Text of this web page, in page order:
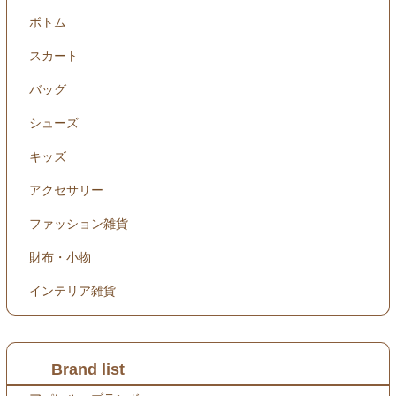
ボトム
スカート
バッグ
シューズ
キッズ
アクセサリー
ファッション雑貨
財布・小物
インテリア雑貨
Brand list